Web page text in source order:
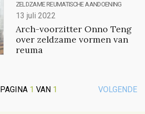
ZELDZAME REUMATISCHE AANDOENING
13 juli 2022
Arch-voorzitter Onno Teng
over zeldzame vormen van
reuma
PAGINA 1 VAN 1 VOLGENDE